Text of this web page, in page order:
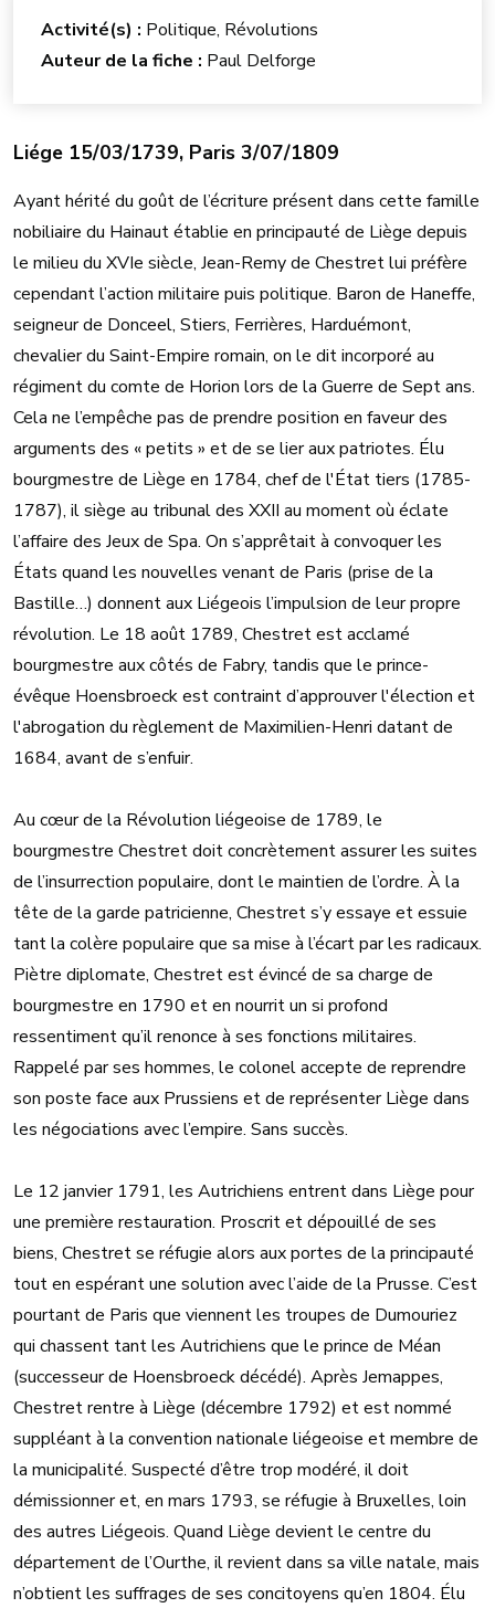
Liége 15/03/1739, Paris 3/07/1809
Ayant hérité du goût de l’écriture présent dans cette famille
nobiliaire du Hainaut établie en principauté de Liège depuis
le milieu du XVIe siècle, Jean-Remy de Chestret lui préfère
cependant l’action militaire puis politique. Baron de Haneffe,
seigneur de Donceel, Stiers, Ferrières, Harduémont,
chevalier du Saint-Empire romain, on le dit incorporé au
régiment du comte de Horion lors de la Guerre de Sept ans.
Cela ne l’empêche pas de prendre position en faveur des
arguments des « petits » et de se lier aux patriotes. Élu
bourgmestre de Liège en 1784, chef de l'État tiers (1785-
1787), il siège au tribunal des XXII au moment où éclate
l’affaire des Jeux de Spa. On s’apprêtait à convoquer les
États quand les nouvelles venant de Paris (prise de la
Bastille…) donnent aux Liégeois l’impulsion de leur propre
révolution. Le 18 août 1789, Chestret est acclamé
bourgmestre aux côtés de Fabry, tandis que le prince-
évêque Hoensbroeck est contraint d’approuver l'élection et
l'abrogation du règlement de Maximilien-Henri datant de
1684, avant de s’enfuir.
Au cœur de la Révolution liégeoise de 1789, le
bourgmestre Chestret doit concrètement assurer les suites
de l’insurrection populaire, dont le maintien de l’ordre. À la
tête de la garde patricienne, Chestret s’y essaye et essuie
tant la colère populaire que sa mise à l’écart par les radicaux.
Piètre diplomate, Chestret est évincé de sa charge de
bourgmestre en 1790 et en nourrit un si profond
ressentiment qu’il renonce à ses fonctions militaires.
Rappelé par ses hommes, le colonel accepte de reprendre
son poste face aux Prussiens et de représenter Liège dans
les négociations avec l’empire. Sans succès.
Le 12 janvier 1791, les Autrichiens entrent dans Liège pour
une première restauration. Proscrit et dépouillé de ses
biens, Chestret se réfugie alors aux portes de la principauté
tout en espérant une solution avec l’aide de la Prusse. C’est
pourtant de Paris que viennent les troupes de Dumouriez
qui chassent tant les Autrichiens que le prince de Méan
(successeur de Hoensbroeck décédé). Après Jemappes,
Chestret rentre à Liège (décembre 1792) et est nommé
suppléant à la convention nationale liégeoise et membre de
la municipalité. Suspecté d’être trop modéré, il doit
démissionner et, en mars 1793, se réfugie à Bruxelles, loin
des autres Liégeois. Quand Liège devient le centre du
département de l’Ourthe, il revient dans sa ville natale, mais
n’obtient les suffrages de ses concitoyens qu’en 1804. Élu
Activité(s) : Politique, Révolutions
Auteur de la fiche : Paul Delforge